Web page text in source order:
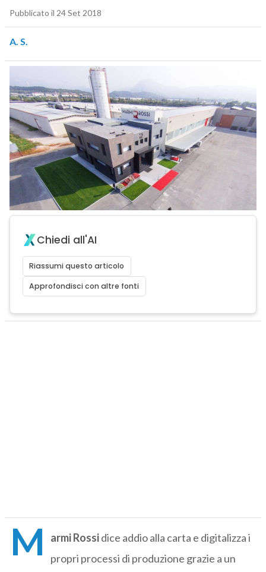
Pubblicato il 24 Set 2018
A. S.
Chiedi all'AI
Riassumi questo articolo
Approfondisci con altre fonti
M armi Rossidice addio alla carta e digitalizza i
propri processi di produzione grazie a un